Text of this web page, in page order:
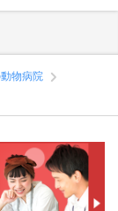
物病院